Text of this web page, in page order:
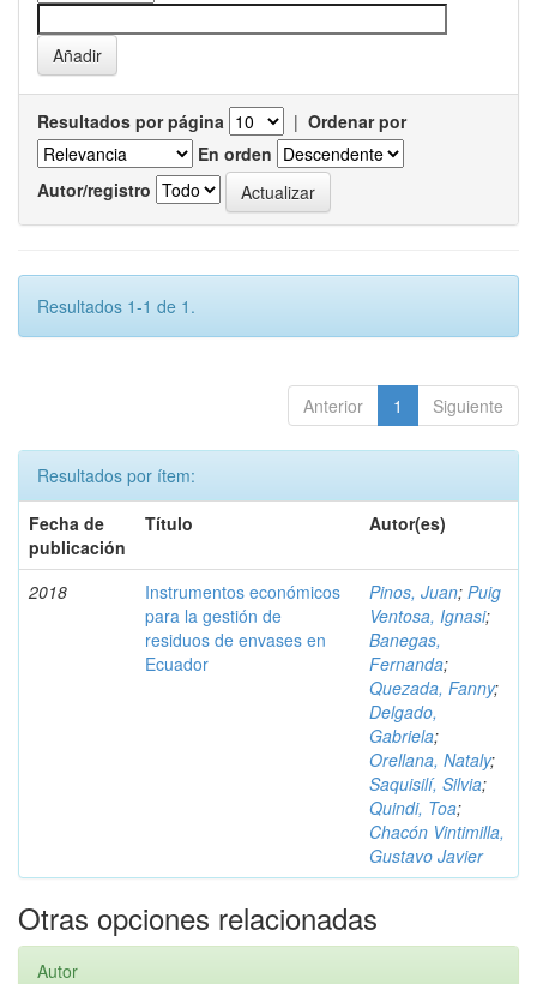
Resultados por página | Ordenar por
En orden
Autor/registro
Resultados 1-1 de 1.
Anterior 1 Siguiente
Resultados por ítem:
Fecha de
publicación
Título Autor(es)
2018
Instrumentos económicos
para la gestión de
residuos de envases en
Ecuador
Pinos, Juan; Puig
Ventosa, Ignasi;
Banegas,
Fernanda;
Quezada, Fanny;
Delgado,
Gabriela;
Orellana, Nataly;
Saquisilí, Silvia;
Quindi, Toa;
Chacón Vintimilla,
Gustavo Javier
Otras opciones relacionadas
Autor